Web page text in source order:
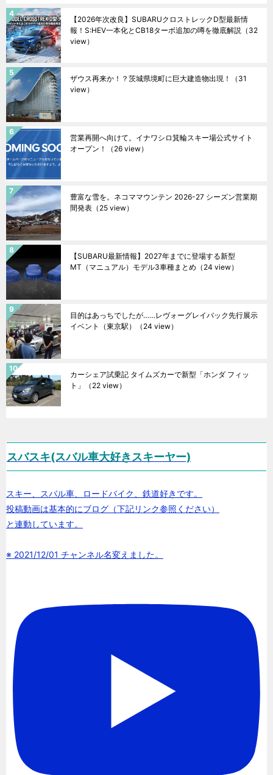
【2026年次改良】SUBARUクロストレックD型最新情
報！S:HEV一本化とCB18ターボ追加の噂を徹底解説 （32
view）
ザウス再来か！？茨城県境町に巨大建造物出現！
（31
view）
営業再開へ向けて。イナワシロ箕輪スキー場公式サイト
オープン！
（26 view）
豊富な雪を。ネコママウンテン 2026-27 シーズン営業期
間発表 （25 view）
【SUBARU最新情報】2027年までに登場する新型
MT（マニュアル）モデル3車種まとめ （24 view）
目的はあっちでしたが……レヴォーグレイバック先行展示
イベント（東京駅）
（24 view）
カーシェア試乗記 タイムズカーで新型「ホンダ フィッ
ト」
（22 view）
スバスキ(スバル車大好きスキーヤー)
スキー、スバル車、ロードバイク、鉄道好きです。
投稿動画は基本的にブログ（下記リンク参照ください）
と連動しています。
※ 2021/12/01 チャンネル名変えました。